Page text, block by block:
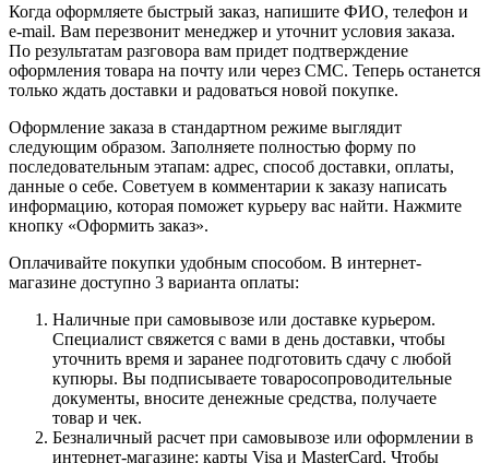
Когда оформляете быстрый заказ, напишите ФИО, телефон и
e-mail. Вам перезвонит менеджер и уточнит условия заказа.
По результатам разговора вам придет подтверждение
оформления товара на почту или через СМС. Теперь останется
только ждать доставки и радоваться новой покупке.
Оформление заказа в стандартном режиме выглядит
следующим образом. Заполняете полностью форму по
последовательным этапам: адрес, способ доставки, оплаты,
данные о себе. Советуем в комментарии к заказу написать
информацию, которая поможет курьеру вас найти. Нажмите
кнопку «Оформить заказ».
Оплачивайте покупки удобным способом. В интернет-
магазине доступно 3 варианта оплаты:
Наличные при самовывозе или доставке курьером.
Специалист свяжется с вами в день доставки, чтобы
уточнить время и заранее подготовить сдачу с любой
купюры. Вы подписываете товаросопроводительные
документы, вносите денежные средства, получаете
товар и чек.
Безналичный расчет при самовывозе или оформлении в
интернет-магазине: карты Visa и MasterCard. Чтобы